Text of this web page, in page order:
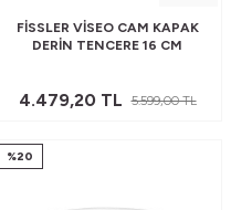
FISSLER VISEO CAM KAPAK
DERIN TENCERE 16 CM
4.479,20TL 5.599,00TL
%20